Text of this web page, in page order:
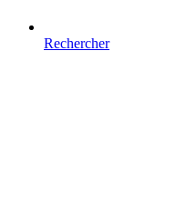
Rechercher